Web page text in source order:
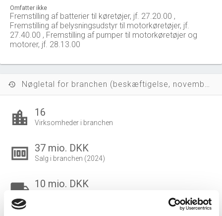
Omfatter ikke
Fremstilling af batterier til køretøjer, jf. 27.20.00 ,
Fremstilling af belysningsudstyr til motorkøretøjer, jf.
27.40.00 , Fremstilling af pumper til motorkøretøjer og
motorer, jf. 28.13.00
history Nøgletal for branchen (beskæftigelse, november 2023)
location_city 16
Virksomheder i branchen
money 37 mio. DKK
Salg i branchen (2024)
local_shipping 10 mio. DKK